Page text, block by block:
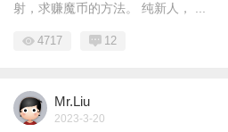
射，求赚魔币的方法。 纯新人， ...
4717 12
Mr.Liu
2023-3-20